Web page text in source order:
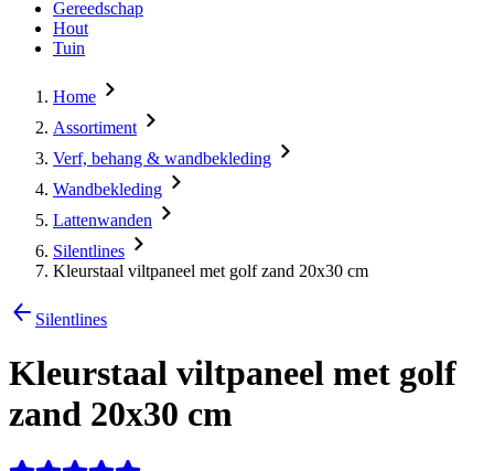
Gereedschap
Hout
Tuin
Home
Assortiment
Verf, behang & wandbekleding
Wandbekleding
Lattenwanden
Silentlines
Kleurstaal viltpaneel met golf zand 20x30 cm
Silentlines
Kleurstaal viltpaneel met golf
zand 20x30 cm